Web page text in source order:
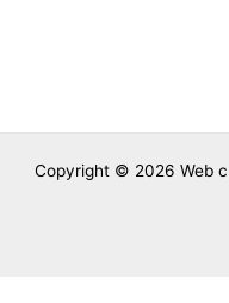
Copyright © 2026 Web